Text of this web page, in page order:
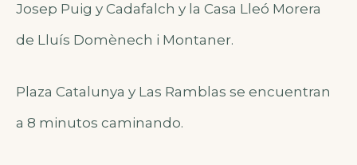
Josep Puig y Cadafalch y la Casa Lleó Morera
de Lluís Domènech i Montaner.
Plaza Catalunya y Las Ramblas se encuentran
a 8 minutos caminando.